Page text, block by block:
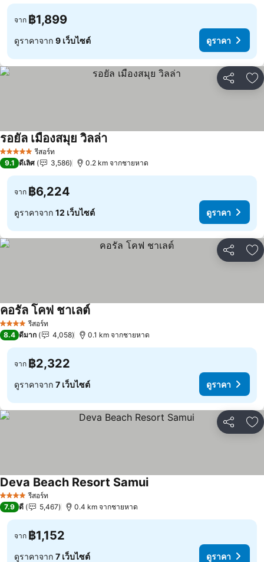
จาก ฿1,899
ดูราคาจาก 9 เว็บไซต์ ดูราคา
แชร์ เ
5 ดาว รีสอร์ท
รอยัล เมืองสมุย วิลล่า
9.1 ดีเลิศ 3,586 0.2 km จากชายหาด
จาก ฿6,224
ดูราคาจาก 12 เว็บไซต์ ดูราคา
แชร์ เ
4 ดาว รีสอร์ท
คอรัล โคฟ ชาเลต์
8.4 ดีมาก 4,058 0.1 km จากชายหาด
จาก ฿2,322
ดูราคาจาก 7 เว็บไซต์ ดูราคา
แชร์ เ
4 ดาว รีสอร์ท
Deva Beach Resort Samui
7.9 ดี 5,467 0.4 km จากชายหาด
จาก ฿1,152
ดูราคาจาก 7 เว็บไซต์ ดูราคา